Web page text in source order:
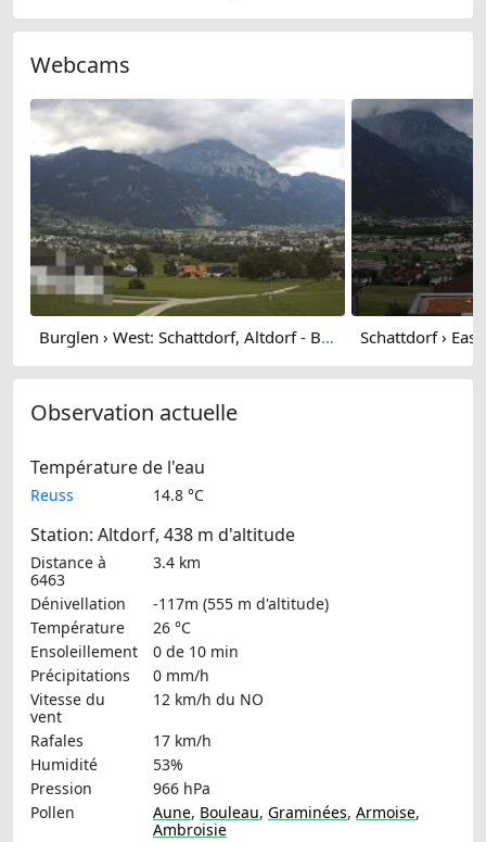
Webcams
Burglen › West: Schattdorf, Altdorf - Brüsti (Surenenpass) und Gitschen
Observation actuelle
Température de l'eau
Reuss 14.8 °C
Station: Altdorf, 438 m d'altitude
Distance à
6463
3.4 km
Dénivellation
-117m (555 m d'altitude)
Température
26 °C
Ensoleillement
0 de 10 min
Précipitations
0 mm/h
Vitesse du
vent
12 km/h du NO
Rafales
17 km/h
Humidité
53%
Pression
966 hPa
Pollen
Aune, Bouleau, Graminées, Armoise,
Ambroisie